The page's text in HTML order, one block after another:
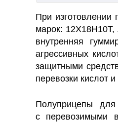
При изготовлении
марок:
внутренняя
агрессивных
защитными
перевозки кислот
Полуприцепы для
с перевозимыми